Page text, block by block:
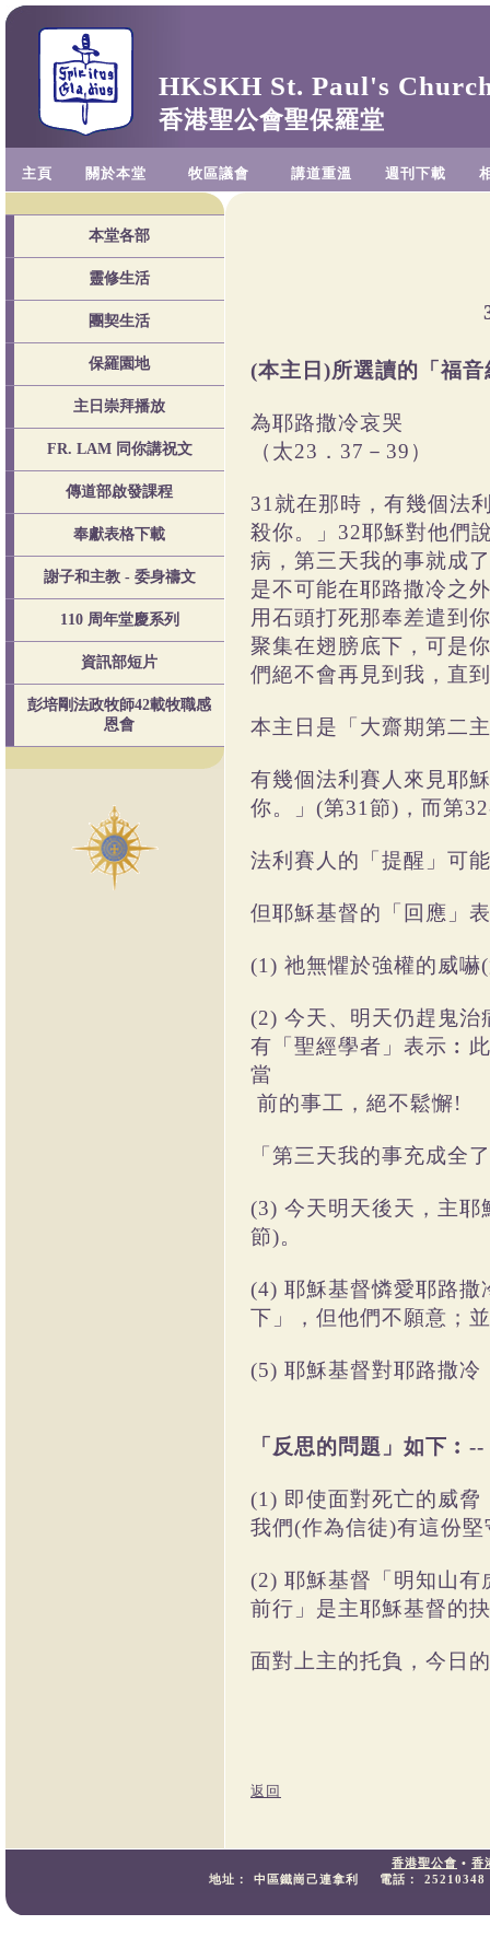
HKSKH St. Paul's
香港聖公會聖保羅堂
主頁 關於本堂 牧區議會 講道重溫 週刊下載
本堂各部
靈修生活
團契生活
保羅園地
主日崇拜播放
FR. LAM 同你講祝文
傳道部啟發課程
奉獻表格下載
謝子和主教 - 委身禱文
110 周年堂慶系列
資訊部短片
彭培剛法政牧師42載牧職感
恩會
(本主日)所選讀的「福
為耶路撒冷哀哭
（太23．37－39）
31就在那時，有幾個法
殺你。」32耶穌對他們
病，第三天我的事就成
是不可能在耶路撒冷之
用石頭打死那奉差遣到
聚集在翅膀底下，可是
們絕不會再見到我，直
本主日是「大齋期第二
有幾個法利賽人來見耶
你。」(第31節)，而第
法利賽人的「提醒」可
但耶穌基督的「回應」
(1) 祂無懼於強權的威嚇
(2) 今天、明天仍趕鬼治
有「聖經學者」表示︰
當
前的事工，絕不鬆懈!
「第三天我的事充成全
(3) 今天明天後天，主耶
節)。
(4) 耶穌基督憐愛耶路撒
下」，但他們不願意；
(5) 耶穌基督對耶路撒
「反思的問題」如下︰--
(1) 即使面對死亡的威脅
我們(作為信徒)有這份
(2) 耶穌基督「明知山有
前行」是主耶穌基督的
面對上主的托負，今日
返回
香港聖公會 • 香
地址：
中區鐵崗己連拿利 電話： 25210348